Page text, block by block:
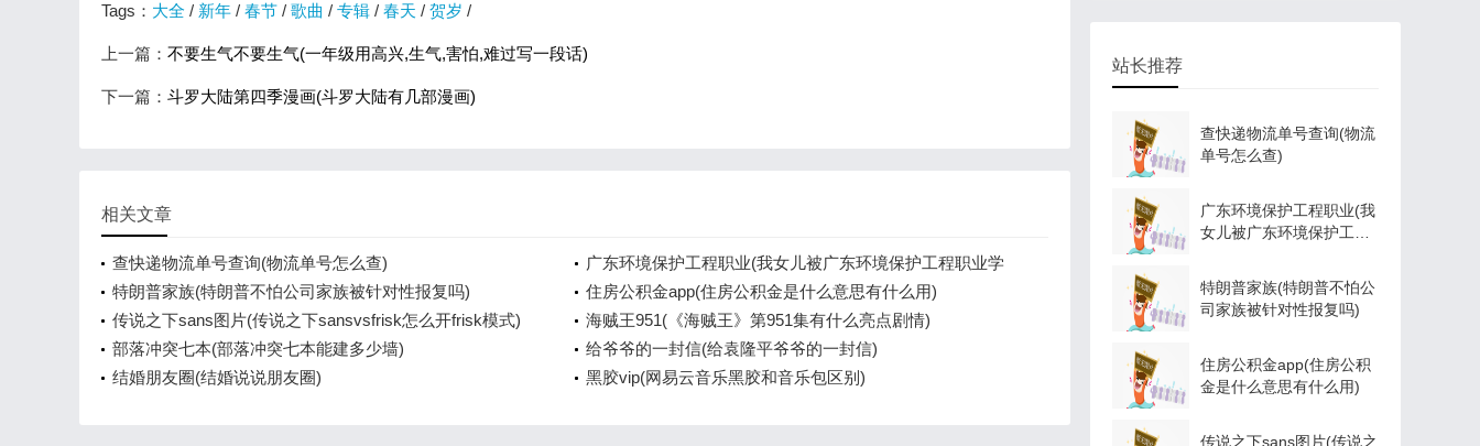
Tags： 大全 / 新年 / 春节 / 歌曲 / 专辑 / 春天 / 贺岁 /
上一篇： 不要生气不要生气(一年级用高兴,生气,害怕,难过写一段话)
下一篇： 斗罗大陆第四季漫画(斗罗大陆有几部漫画)
相关文章
查快递物流单号查询(物流单号怎么查)
广东环境保护工程职业(我女儿被广东环境保护工程职业学
院资源
特朗普家族(特朗普不怕公司家族被针对性报复吗)
住房公积金app(住房公积金是什么意思有什么用)
传说之下sans图片(传说之下sansvsfrisk怎么开frisk模式)
海贼王951(《海贼王》第951集有什么亮点剧情)
部落冲突七本(部落冲突七本能建多少墙)
给爷爷的一封信(给袁隆平爷爷的一封信)
结婚朋友圈(结婚说说朋友圈)
黑胶vip(网易云音乐黑胶和音乐包区别)
站长推荐
查快递物流单号查询(物流
单号怎么查)
广东环境保护工程职业(我
女儿被广东环境保护工程
特朗普家族(特朗普不怕公
司家族被针对性报复吗)
住房公积金app(住房公积
金是什么意思有什么用)
传说之下sans图片(传说之